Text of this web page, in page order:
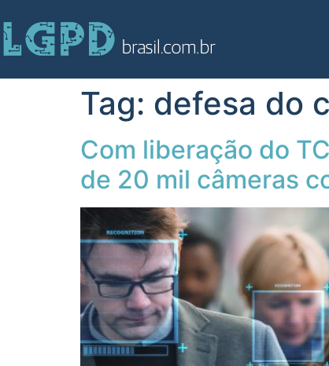
Tag: defesa do
Com liberação do
de 20 mil câmeras